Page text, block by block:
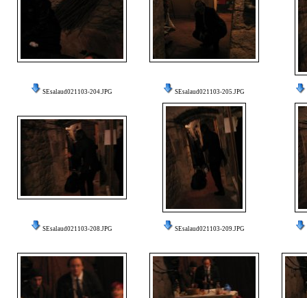
SEsalaud021103-204.JPG SEsalaud021103-205.JPG
SEsalaud021103-208.JPG SEsalaud021103-209.JPG